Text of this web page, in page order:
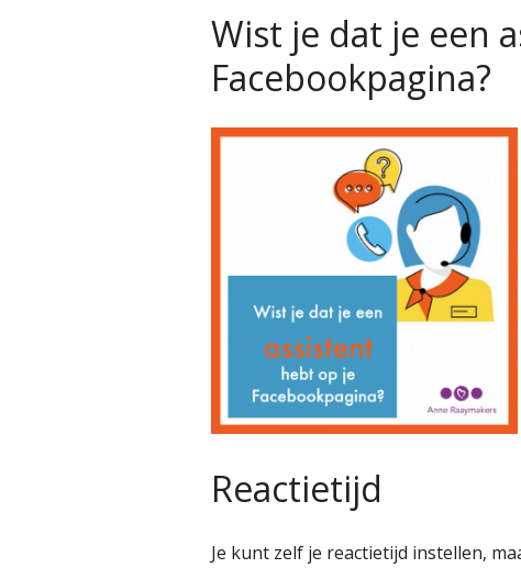
Wist je dat je een
Facebookpagina?
Reactietijd
Je kunt zelf je reactietijd instellen,